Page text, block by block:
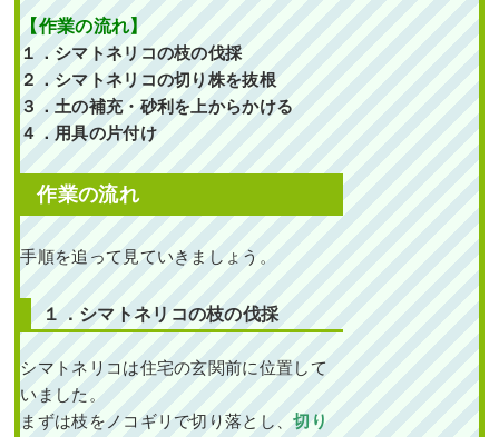
【作業の流れ】
１．シマトネリコの枝の伐採
２．シマトネリコの切り株を抜根
３．土の補充・砂利を上からかける
４．用具の片付け
作業の流れ
手順を追って見ていきましょう。
１．シマトネリコの枝の伐採
シマトネリコは住宅の玄関前に位置して
いました。
まずは枝をノコギリで切り落とし、切り